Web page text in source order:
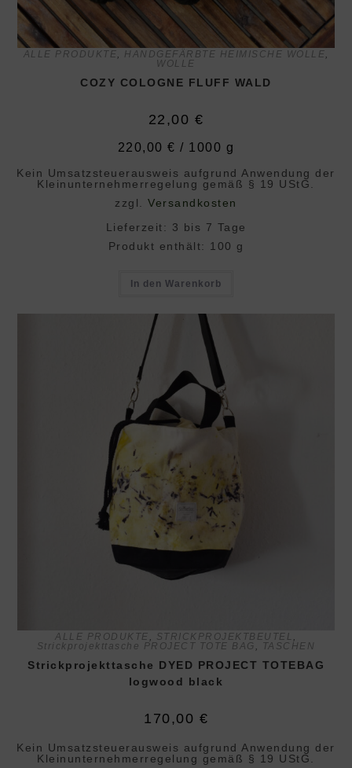
ALLE PRODUKTE, HANDGEFÄRBTE HEIMISCHE WOLLE,
WOLLE
COZY COLOGNE FLUFF WALD
22,00 €
220,00€ / 1000 g
Kein Umsatzsteuerausweis aufgrund Anwendung der
Klein­unternehmer­regelung gemäß § 19 UStG.
zzgl.Versandkosten
Lieferzeit: 3 bis 7 Tage
Produkt enthält: 100 g
In den Warenkorb
ALLE PRODUKTE , STRICKPROJEKTBEUTEL ,
Strickprojekttasche PROJECT TOTE BAG , TASCHEN
Strickprojekttasche DYED PROJECT TOTEBAG
logwood black
170,00 €
Kein Umsatzsteuerausweis aufgrund Anwendung der
Klein­unternehmer­regelung gemäß § 19 UStG.